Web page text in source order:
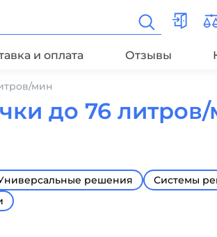
и оплата Отзывы
мин
до 76
решения
Системы